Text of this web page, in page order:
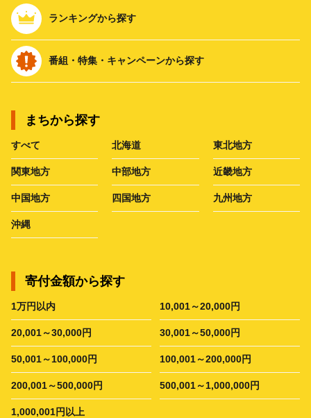
ランキングから探す
番組・特集・キャンペーンから探す
まちから探す
すべて 北海道 東北地方
関東地方 中部地方 近畿地方
中国地方 四国地方 九州地方
沖縄
寄付金額から探す
1万円以内 10,001～20,000円
20,001～30,000円 30,001～50,000円
50,001～100,000円 100,001～200,000円
200,001～500,000円 500,001～1,000,000円
1,000,001円以上